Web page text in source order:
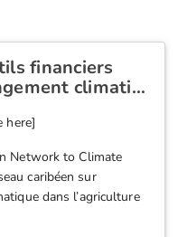
financiers
climati…
here]
Network to Climate
caribéen sur
dans l’agriculture